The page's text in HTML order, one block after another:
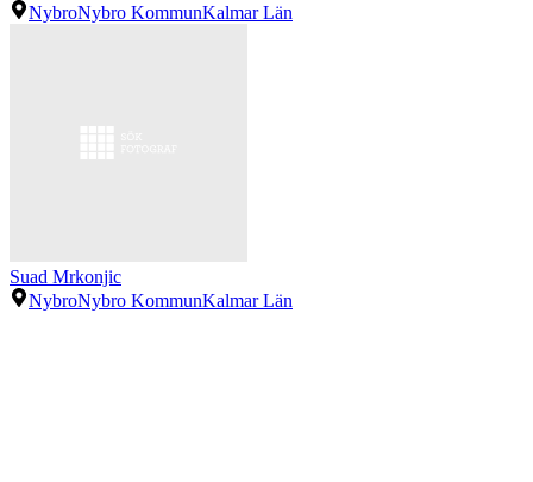
NybroNybro KommunKalmar Län
Suad Mrkonjic
NybroNybro KommunKalmar Län